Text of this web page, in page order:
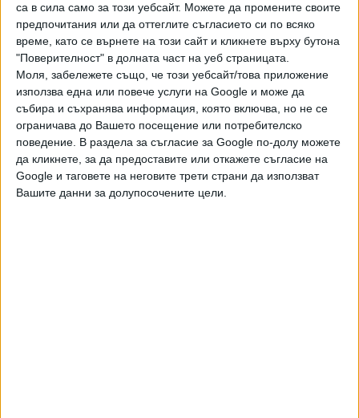
са в сила само за този уебсайт. Можете да промените своите
предпочитания или да оттеглите съгласието си по всяко
време, като се върнете на този сайт и кликнете върху бутона
"Поверителност" в долната част на уеб страницата.
Моля, забележете също, че този уебсайт/това приложение
използва една или повече услуги на Google и може да
събира и съхранява информация, която включва, но не се
ограничава до Вашето посещение или потребителско
поведение. В раздела за съгласие за Google по-долу можете
да кликнете, за да предоставите или откажете съгласие на
Google и таговете на неговите трети страни да използват
Вашите данни за долупосочените цели.
ПОСЛЕ Разгледай всички